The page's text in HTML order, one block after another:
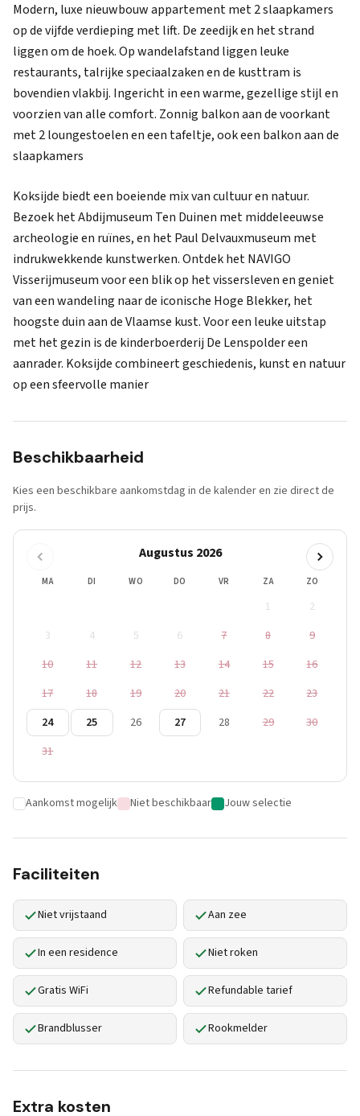
Modern, luxe nieuwbouw appartement met 2 slaapkamers
op de vijfde verdieping met lift. De zeedijk en het strand
liggen om de hoek. Op wandelafstand liggen leuke
restaurants, talrijke speciaalzaken en de kusttram is
bovendien vlakbij. Ingericht in een warme, gezellige stijl en
voorzien van alle comfort. Zonnig balkon aan de voorkant
met 2 loungestoelen en een tafeltje, ook een balkon aan de
slaapkamers
Koksijde biedt een boeiende mix van cultuur en natuur.
Bezoek het Abdijmuseum Ten Duinen met middeleeuwse
archeologie en ruïnes, en het Paul Delvauxmuseum met
indrukwekkende kunstwerken. Ontdek het NAVIGO
Visserijmuseum voor een blik op het vissersleven en geniet
van een wandeling naar de iconische Hoge Blekker, het
hoogste duin aan de Vlaamse kust. Voor een leuke uitstap
met het gezin is de kinderboerderij De Lenspolder een
aanrader. Koksijde combineert geschiedenis, kunst en natuur
op een sfeervolle manier
Beschikbaarheid
Kies een beschikbare aankomstdag in de kalender en zie direct de
prijs.
Augustus 2026
MA DI WO DO VR ZA ZO
1
2
3
4 5 6 7 8
9
10
11 12 13 14 15
16
17
18 19 20 21 22
23
24
25 26 27 28 29
30
31
Aankomst mogelijk Niet beschikbaar Jouw selectie
Faciliteiten
Niet vrijstaand Aan zee
In een residence Niet roken
Gratis WiFi Refundable tarief
Brandblusser Rookmelder
Extra kosten